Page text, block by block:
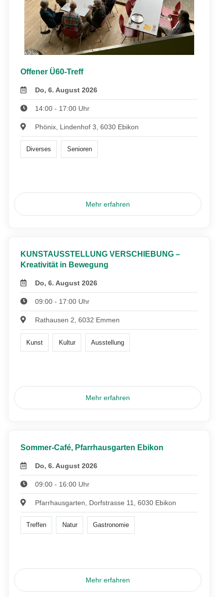
Offener Ü60-Treff
Do, 6. August 2026
14:00 - 17:00 Uhr
Phönix, Lindenhof 3, 6030 Ebikon
Diverses Senioren
Mehr erfahren
KUNSTAUSSTELLUNG VERSCHIEBUNG –
Kreativität in Bewegung
Do, 6. August 2026
09:00 - 17:00 Uhr
Rathausen 2, 6032 Emmen
Kunst Kultur Ausstellung
Mehr erfahren
Sommer-Café, Pfarrhausgarten Ebikon
Do, 6. August 2026
09:00 - 16:00 Uhr
Pfarrhausgarten, Dorfstrasse 11, 6030 Ebikon
Treffen Natur Gastronomie
Mehr erfahren